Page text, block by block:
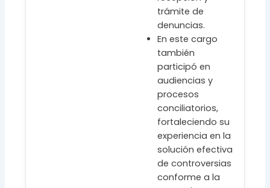
trámite de
denuncias.
En este cargo
también
participó en
audiencias y
procesos
conciliatorios,
fortaleciendo su
experiencia en la
solución efectiva
de controversias
conforme a la